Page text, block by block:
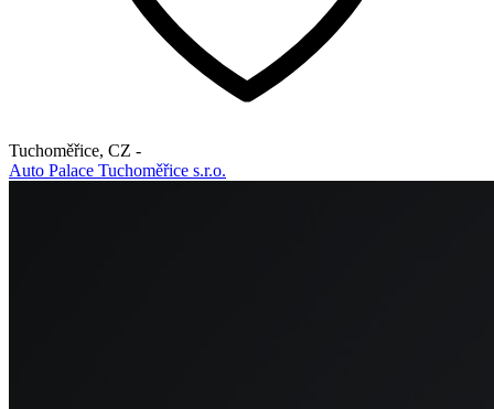
Tuchoměřice, CZ -
Auto Palace Tuchoměřice s.r.o.